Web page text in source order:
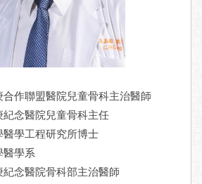
合作聯盟醫院兒童骨科主治醫師
紀念醫院兒童骨科主任
醫學工程研究所博士
醫學系
紀念醫院骨科部主治醫師